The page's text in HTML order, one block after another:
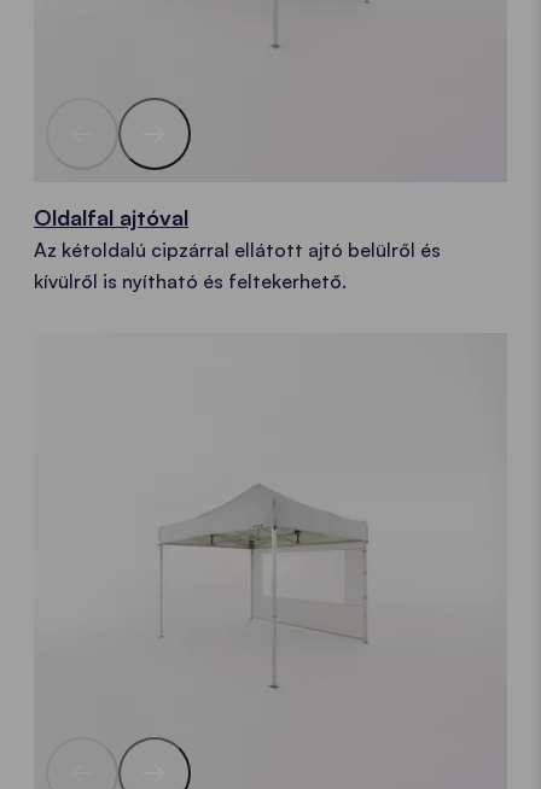
Oldalfal ajtóval
Az kétoldalú cipzárral ellátott ajtó belülről és
kívülről is nyítható és feltekerhető.